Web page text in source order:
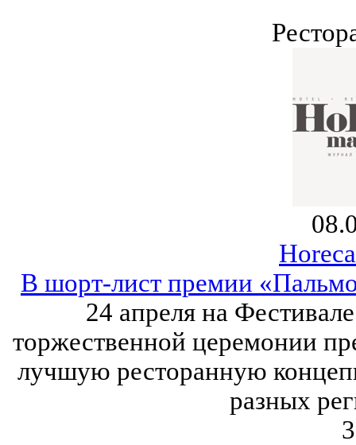
В шорт-лист премии
24 апреля на
торжественной церемонии
лучшую ресторанную
разных